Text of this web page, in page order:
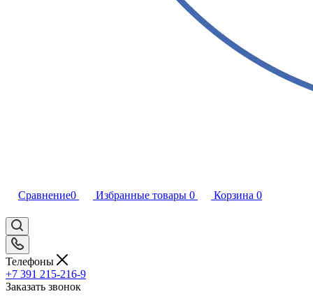
Сравнение0 Избранные товары 0 Корзина 0
Телефоны
+7 391 215-216-9
Заказать звонок